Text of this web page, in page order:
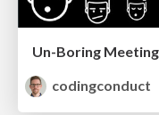
Un-Boring
codingconduct